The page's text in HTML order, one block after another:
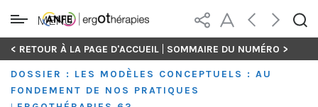
Skip
content
MENU
< RETOUR À LA PAGE D'ACCUEIL | SOMMAIRE DU NUMÉRO >
DOSSIER : LES MODÈLES CONCEPTUELS : AU
FONDEMENT DE NOS PRATIQUES